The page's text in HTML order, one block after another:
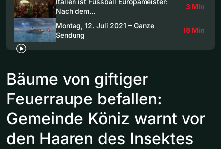
Italien ist Fussball Europameister:
Nach dem…
3 Min
Montag, 12. Juli 2021 – Ganze
Sendung
18 Min
Bäume von giftiger
Feuerraupe befallen:
Gemeinde Köniz warnt vor
den Haaren des Insektes